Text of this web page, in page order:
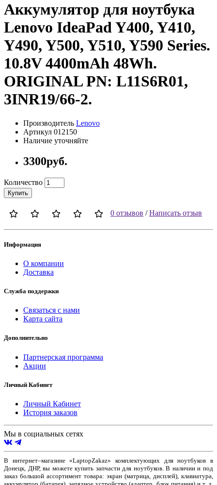
Аккумулятор для ноутбука
Lenovo IdeaPad Y400, Y410,
Y490, Y500, Y510, Y590 Series.
10.8V 4400mAh 48Wh.
ORIGINAL PN: L11S6R01,
3INR19/66-2.
Производитель Lenovo
Артикул 012150
Наличие уточняйте
3300руб.
Количество
Купить
0 отзывов /Написать отзыв
Информация
О компании
Доставка
Служба поддержки
Связаться с нами
Карта сайта
Дополнительно
Партнерская программа
Акции
Личный Кабинет
Личный Кабинет
История заказов
Мы в социальных сетях
В интернет–магазине «LaptopZakaz» комплектующих для ноутбуков в
Донецк, ДНР, вы можете купить запчасти для ноутбуков. В наличии и под
заказ большой ассортимент товара: экран (матрица, дисплей), клавиатура,